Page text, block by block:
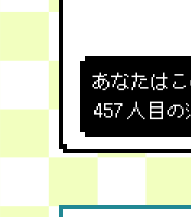
あなたは
457 人目の